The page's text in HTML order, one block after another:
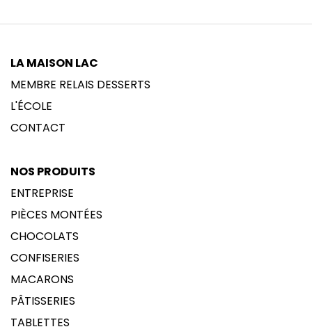
LA MAISON LAC
MEMBRE RELAIS DESSERTS
L'ÉCOLE
CONTACT
NOS PRODUITS
ENTREPRISE
PIÈCES MONTÉES
CHOCOLATS
CONFISERIES
MACARONS
PÂTISSERIES
TABLETTES